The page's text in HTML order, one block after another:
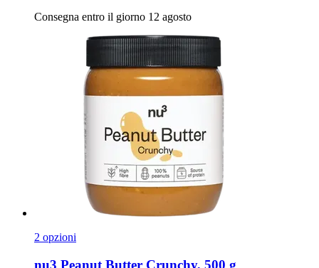
Consegna entro il giorno 12 agosto
2 opzioni
nu3 Peanut Butter Crunchy, 500 g